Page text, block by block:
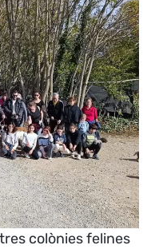
colònies felines